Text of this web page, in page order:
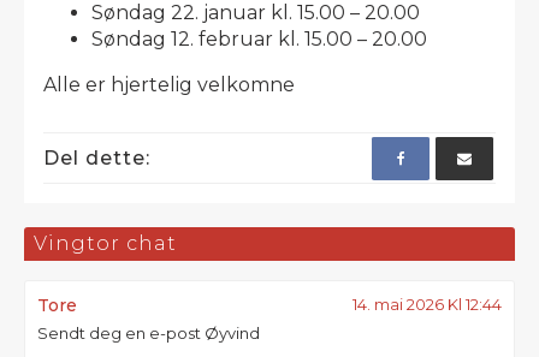
Søndag 22. januar kl. 15.00 – 20.00
Søndag 12. februar kl. 15.00 – 20.00
Alle er hjertelig velkomne
Del dette:
Vingtor chat
Tore 14. mai 2026 Kl 12:44
Sendt deg en e-post Øyvind